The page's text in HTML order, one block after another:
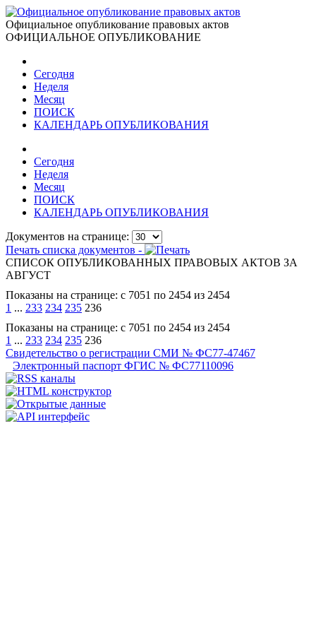
Официальное опубликование правовых актов
ОФИЦИАЛЬНОЕ ОПУБЛИКОВАНИЕ
Сегодня
Неделя
Месяц
ПОИСК
КАЛЕНДАРЬ ОПУБЛИКОВАНИЯ
Сегодня
Неделя
Месяц
ПОИСК
КАЛЕНДАРЬ ОПУБЛИКОВАНИЯ
Документов на странице:
Печать списка документов -
СПИСОК ОПУБЛИКОВАННЫХ ПРАВОВЫХ АКТОВ ЗА
АВГУСТ
Показаны на странице: с 7051 по 2454 из 2454
1 ... 233 234 235 236
Показаны на странице: с 7051 по 2454 из 2454
1 ... 233 234 235 236
Свидетельство о регистрации СМИ № ФС77-47467
Электронный паспорт ФГИС № ФС77110096